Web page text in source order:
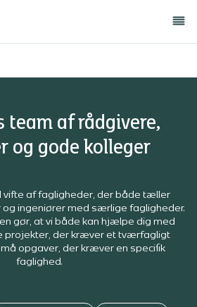
team af rådgivere,
og gode kolleger
vifte af fagligheder, der både tæller
og ingeniører med særlige fagligheder.
gør, at vi både kan hjælpe dig med
projekter, der kræver et tværfagligt
opgaver, der kræver en specifik
faglighed.